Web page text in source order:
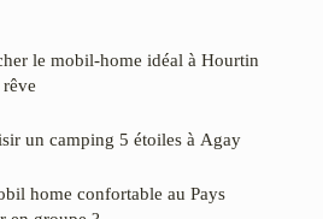
le mobil-home idéal à Hourtin
un camping 5 étoiles à Agay
home confortable au Pays